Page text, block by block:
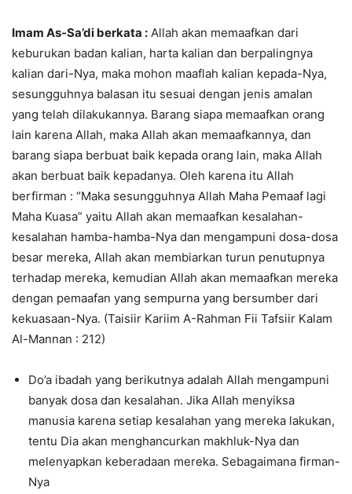
Imam As-Sa’di berkata : Allah akan memaafkan dari
keburukan badan kalian, harta kalian dan berpalingnya
kalian dari-Nya, maka mohon maaflah kalian kepada-Nya,
sesungguhnya balasan itu sesuai dengan jenis amalan
yang telah dilakukannya. Barang siapa memaafkan orang
lain karena Allah, maka Allah akan memaafkannya, dan
barang siapa berbuat baik kepada orang lain, maka Allah
akan berbuat baik kepadanya. Oleh karena itu Allah
berfirman : “Maka sesungguhnya Allah Maha Pemaaf lagi
Maha Kuasa” yaitu Allah akan memaafkan kesalahan-
kesalahan hamba-hamba-Nya dan mengampuni dosa-dosa
besar mereka, Allah akan membiarkan turun penutupnya
terhadap mereka, kemudian Allah akan memaafkan mereka
dengan pemaafan yang sempurna yang bersumber dari
kekuasaan-Nya. (Taisiir Kariim A-Rahman Fii Tafsiir Kalam
Al-Mannan : 212)
Do’a ibadah yang berikutnya adalah Allah mengampuni
banyak dosa dan kesalahan. Jika Allah menyiksa
manusia karena setiap kesalahan yang mereka lakukan,
tentu Dia akan menghancurkan makhluk-Nya dan
melenyapkan keberadaan mereka. Sebagaimana firman-
Nya